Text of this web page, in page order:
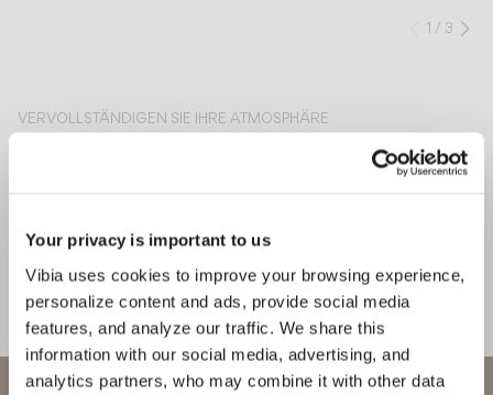
Your privacy is important to us
Vibia uses cookies to improve your browsing experience,
personalize content and ads, provide social media
features, and analyze our traffic. We share this
information with our social media, advertising, and
analytics partners, who may combine it with other data
Zurück
1 / 3
VERVOLLSTÄNDIGEN SIE IHRE ATMOSPHÄRE
DESIGNER KENNENLERNEN
Ichiro Iwasaki
“An der Decke, auf dem Boden
Willkommen bei Vibia